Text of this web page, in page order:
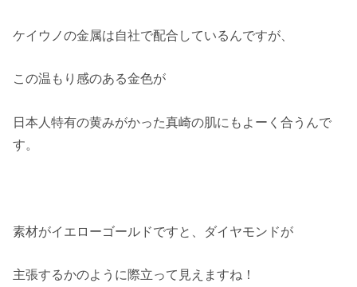
ケイウノの金属は自社で配合しているんですが、
この温もり感のある金色が
日本人特有の黄みがかった真崎の肌にもよーく合うんで
す。
素材がイエローゴールドですと、ダイヤモンドが
主張するかのように際立って見えますね！